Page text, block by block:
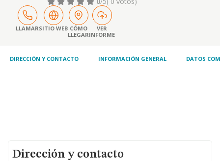
aire acondicionado y productos petrolíferos.
basado en rite. c. transportes terrestres
urbanos y suburbanos colectivos. d.
producción, exhibición, edición, importación,
LLAMARSITIO WEB CÓMO
LLEGAR
VER
INFORME
DIRECCIÓN Y CONTACTO INFORMACIÓN GENERAL DATOS
Dirección y contacto